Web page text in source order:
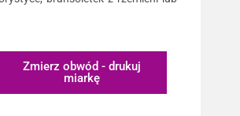
Zmierz obwód - drukuj
miarkę